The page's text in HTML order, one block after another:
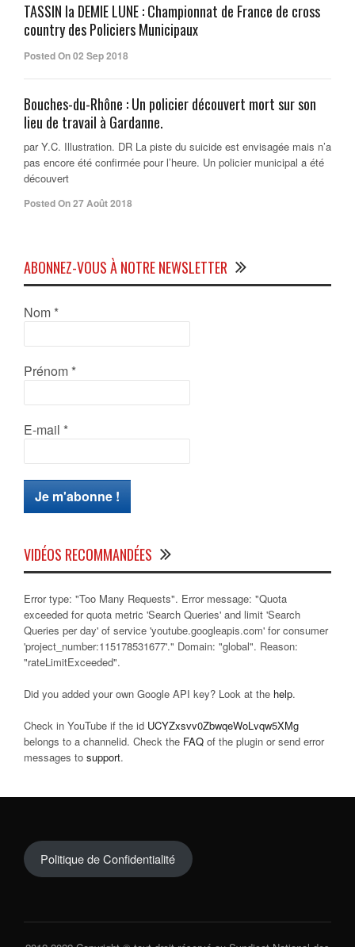
TASSIN la DEMIE LUNE : Championnat de France de cross
country des Policiers Municipaux
Posted On 02 Sep 2018
Bouches-du-Rhône : Un policier découvert mort sur son
lieu de travail à Gardanne.
par Y.C. Illustration. DR La piste du suicide est envisagée mais n’a
pas encore été confirmée pour l’heure. Un policier municipal a été
découvert
Posted On 27 Août 2018
ABONNEZ-VOUS À NOTRE NEWSLETTER
Nom *
Prénom *
E-mail *
VIDÉOS RECOMMANDÉES
Error type: "Too Many Requests". Error message: "Quota
exceeded for quota metric 'Search Queries' and limit 'Search
Queries per day' of service 'youtube.googleapis.com' for consumer
'project_number:115178531677'." Domain: "global". Reason:
"rateLimitExceeded".
Did you added your own Google API key? Look at the help.
Check in YouTube if the id UCYZxsvv0ZbwqeWoLvqw5XMg
belongs to a channelid. Check the FAQ of the plugin or send error
messages to support.
Politique de Confidentialité